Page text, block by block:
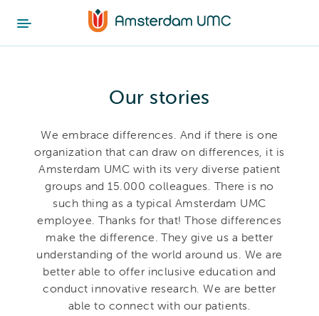
Our stories
We embrace differences. And if there is one
organization that can draw on differences, it is
Amsterdam UMC with its very diverse patient
groups and 15.000 colleagues. There is no
such thing as a typical Amsterdam UMC
employee. Thanks for that! Those differences
make the difference. They give us a better
understanding of the world around us. We are
better able to offer inclusive education and
conduct innovative research. We are better
able to connect with our patients.